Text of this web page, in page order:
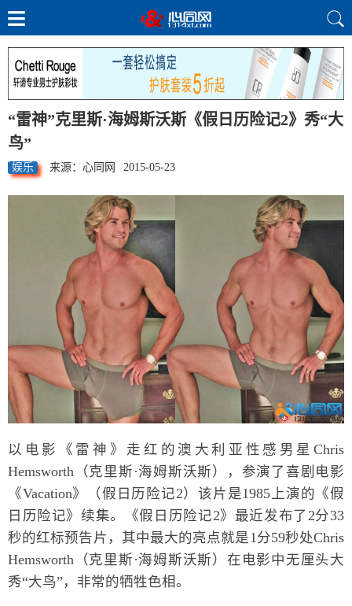
“雷神”克里斯·海姆斯沃斯《假日历险记2》秀“大
鸟”
娱乐 来源：心同网 2015-05-23
以电影《雷神》走红的澳大利亚性感男星Chris
Hemsworth（克里斯·海姆斯沃斯），参演了喜剧电影
《Vacation》（假日历险记2）该片是1985上演的《假
日历险记》续集。《假日历险记2》最近发布了2分33
秒的红标预告片，其中最大的亮点就是1分59秒处Chris
Hemsworth（克里斯·海姆斯沃斯）在电影中无厘头大
秀“大鸟”，非常的牺牲色相。